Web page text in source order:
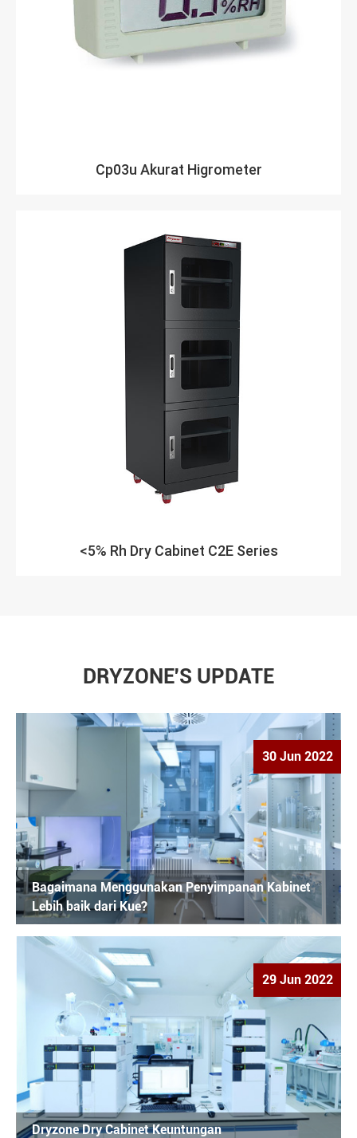
Cp03u Akurat Higrometer
<5% Rh Dry Cabinet C2E Series
DRYZONE'S UPDATE
30 Jun 2022
Bagaimana Menggunakan Penyimpanan Kabinet
Lebih baik dari Kue?
29 Jun 2022
Dryzone Dry Cabinet Keuntungan